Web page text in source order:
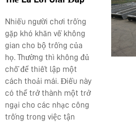
Nhiều người chơi trống
gặp khó khăn về không
gian cho bộ trống của
họ. Thường thì không đủ
chỗ để thiết lập một
cách thoải mái. Điều này
có thể trở thành một trở
ngại cho các nhạc công
trống trong việc tận